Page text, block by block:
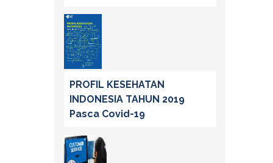
PROFIL KESEHATAN
INDONESIA TAHUN 2019
Pasca Covid-19